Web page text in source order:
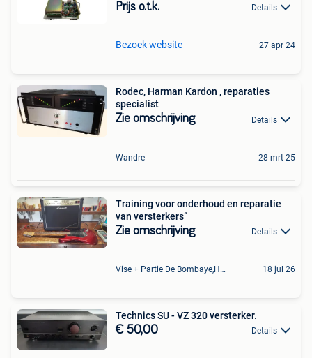
Prijs o.t.k. Details
Bezoek website 27 apr 24
Rodec, Harman Kardon , reparaties
specialist
Zie omschrijving Details
Wandre 28 mrt 25
Training voor onderhoud en reparatie
van versterkers”
Zie omschrijving Details
Vise + Partie De Bombaye,Hac- Court, Hermalle-Ss-Argenteau 18 jul 26
Technics SU - VZ 320 versterker.
€ 50,00 Details